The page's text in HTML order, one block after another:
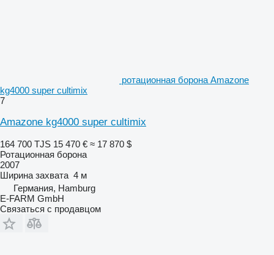
ротационная борона Amazone
kg4000 super cultimix
7
Amazone kg4000 super cultimix
164 700 TJS 15 470 € ≈ 17 870 $
Ротационная борона
2007
Ширина захвата 4 м
Германия, Hamburg
E-FARM GmbH
Связаться с продавцом